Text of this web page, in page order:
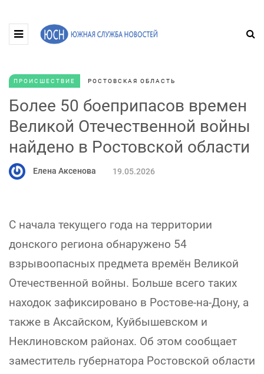
ПРОИСШЕСТВИЕ РОСТОВСКАЯ ОБЛАСТЬ
Более 50 боеприпасов времен
Великой Отечественной войны
найдено в Ростовской области
Елена Аксенова 19.05.2026
С начала текущего года на территории
донского региона обнаружено 54
взрывоопасных предмета времён Великой
Отечественной войны. Больше всего таких
находок зафиксировано в Ростове-на-Дону, а
также в Аксайском, Куйбышевском и
Неклиновском районах. Об этом сообщает
заместитель губернатора Ростовской области